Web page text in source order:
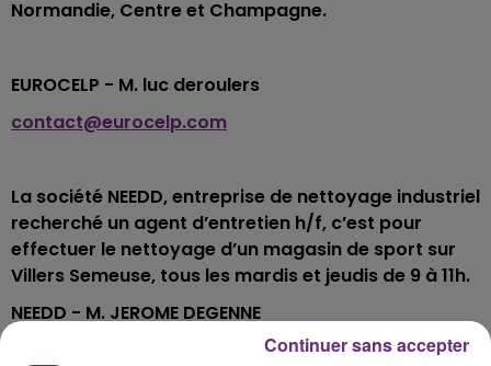
Normandie, Centre et Champagne.
EUROCELP - M. luc deroulers
contact@eurocelp.com
La société NEEDD, entreprise de nettoyage industriel
recherché un agent d’entretien h/f, c’est pour
effectuer le nettoyage d’un magasin de sport sur
Villers Semeuse, tous les mardis et jeudis de 9 à 11h.
NEEDD - M. JEROME DEGENNE
Continuer sans accepter